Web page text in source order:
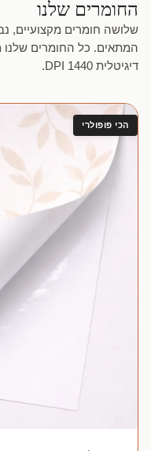
החומרים שלנו
שלושה חומרים מקצועיים,
המתאים. כל החומרים שלנו
דיגיטלית 1440 DPI.
הכי פופולרי